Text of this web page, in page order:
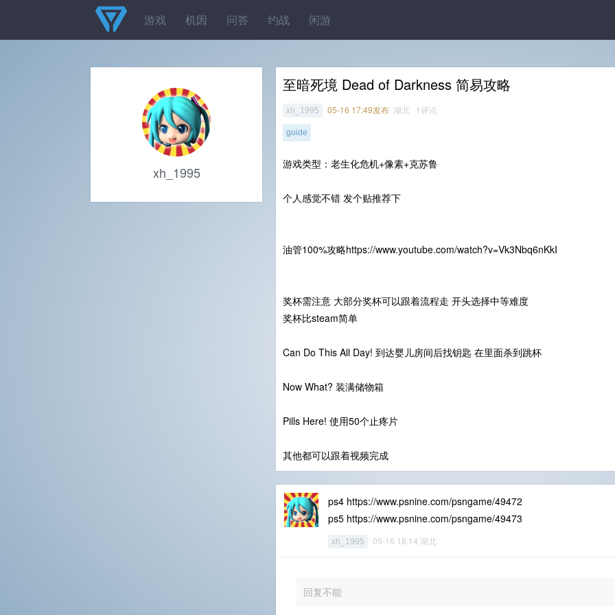
游戏 机因 问答 约战 闲游
至暗死境 Dead of Darkness 简易攻略
xh_1995 05-16 17:49发布 湖北 1评论
guide
游戏类型：老生化危机+像素+克苏鲁
个人感觉不错 发个贴推荐下
油管100%攻略https://www.youtube.com/watch?v=Vk3Nbq6nKkI
奖杯需注意 大部分奖杯可以跟着流程走 开头选择中等难度
奖杯比steam简单
Can Do This All Day! 到达婴儿房间后找钥匙 在里面杀到跳杯
Now What? 装满储物箱
Pills Here! 使用50个止疼片
其他都可以跟着视频完成
ps4 https://www.psnine.com/psngame/49472
ps5 https://www.psnine.com/psngame/49473
xh_1995 05-16 18:14 湖北
回复不能
xh_1995